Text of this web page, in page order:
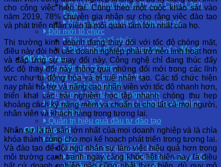
Cố Vấn Hình Ảnh & Phong Cách Lãnh
Đạo
Năng lực lãnh đạo kỷ nguyên số
Đổi mới tổ chức
Tái cơ cấu tổ chức
Phát triển tổ chức trong chuyển đổi số
OD Đào tạo
Chuyển đổi tổ chức
Nâng cao hiệu quả thực thi
Phát triển kỹ năng lõi
Chương trình đào tạo Signature
12 chuyên đề được doanh nghiệp yêu thích
E-training
Quản trị hiệu quả đầu tư đào tạo
OD Khảo sát
Tổ chức
Khảo sát năng lực tổ chức
Đánh giá Năng lực Quản trị sự thay đổi
cho công việc hiện tại. Cũng theo một cuộc khảo sát vào
năm 2019, 78% chuyên gia nhân sự cho rằng việc đào tạo
và phát triển nhân viên là mối quan tâm lớn nhất của họ.
Thị trường kinh doanh đang thay đổi với tốc độ chóng mặt,
điều này đòi hỏi các doanh nghiệp phải trở nên linh hoạt hơn
và đáp ứng sự thay đổi này. Công nghệ chỉ đang thúc đẩy
tốc độ thay đổi này thông qua những đổi mới trong các lĩnh
vực như tự động hóa và trí tuệ nhân tạo. Các tổ chức hiện
nay phải hỗ trợ và nâng cao nhân viên với tốc độ nhanh hơn,
triển khai các trải nghiệm học tập nhanh chóng thu hẹp
khoảng cách kỹ năng mềm và chuẩn bị cho tất cả mọi người,
nhân viên và khách hàng trong tương lai.
Nhân sự là tài sản lớn nhất của mọi doanh nghiệp và là chìa
khóa thành công cho mọi kế hoạch phát triển trong tương lai.
Và đào tạo để đội ngũ nhân sự làm việc hiệu quả hơn trong
môi trường cạnh tranh ngày càng khốc liệt hiện nay là điều